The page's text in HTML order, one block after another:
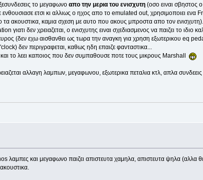
το μεγαφωνο απο την μερια του ενισχυτη(οσο ειναι σβηστος ο
ετσι κι αλλιως ο ηχος απο το emulated out, χρησιμοποιει
καμια σχεση με αυτο που ακους μπροστα απο τον
δεν χρειαζεται, ο ενισχυτης ειναι σχεδιασμενος να παιζει το ιδιο
(δεν εχω αισθανθει ως τωρα την αναγκη για χρηση εξωτερικου eq
δεν περιγραφεται, καθως ηδη επαιζε φανταστικα...
το λεει καποιος που δεν συμπαθουσε ποτε τους μικρους Marshall
αλλαγη λαμπων, μεγαφωνου, εξωτερικα πεταλια κτλ, απλα
και μεγαφωνο παιζει απιστευτα χαμηλα, απιστευτα ψηλα (αλλα